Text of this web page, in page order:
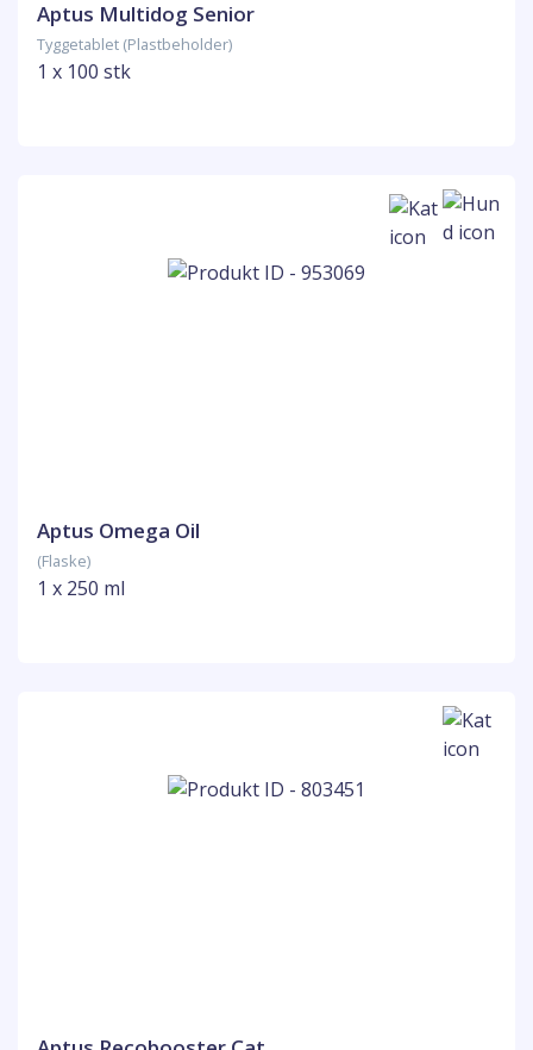
Aptus Multidog Senior
Tyggetablet (Plastbeholder)
1 x 100 stk
Aptus Omega Oil
(Flaske)
1 x 250 ml